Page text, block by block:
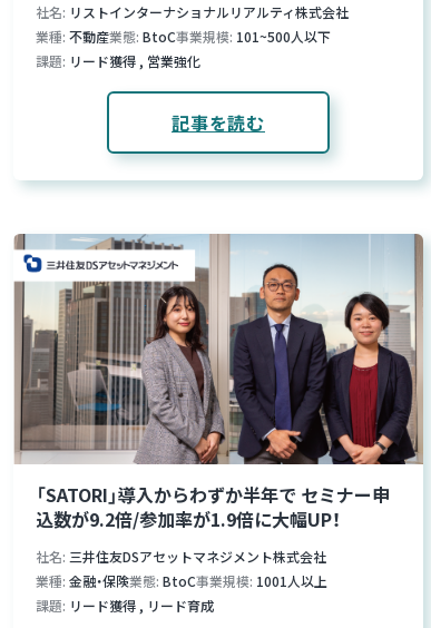
社名 リストインターナショナルリアルティ株式会社
業種 不動産業態 BtoC事業規模 101~500人以下
課題 リード獲得 , 営業強化
記事を読む
「SATORI」導入からわずか半年で セミナー申
込数が9.2倍/参加率が1.9倍に大幅UP！
社名 三井住友DSアセットマネジメント株式会社
業種 金融・保険業態 BtoC事業規模 1001人以上
課題 リード獲得 , リード育成